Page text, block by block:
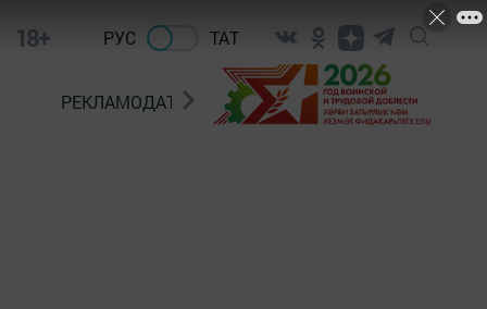
18+ РУС ТАТ
РЕКЛАМОДАТЕЛЯМ